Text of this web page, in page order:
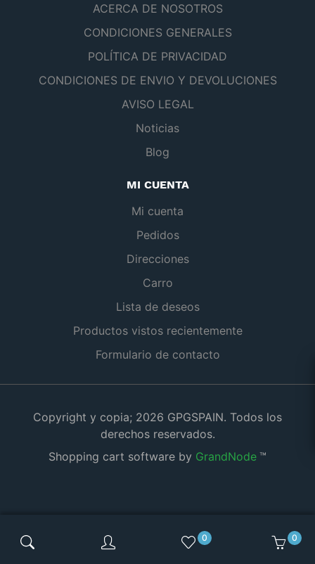
0 0
ACERCA DE NOSOTROS
CONDICIONES GENERALES
POLÍTICA DE PRIVACIDAD
CONDICIONES DE ENVIO Y DEVOLUCIONES
AVISO LEGAL
Noticias
Blog
MI CUENTA
Mi cuenta
Pedidos
Direcciones
Carro
Lista de deseos
Productos vistos recientemente
Formulario de contacto
Copyright y copia; 2026 GPGSPAIN. Todos los
derechos reservados.
Shopping cart software by GrandNode ™